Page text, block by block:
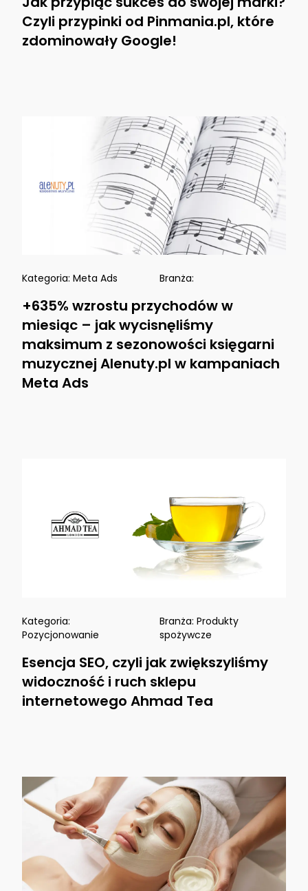
Czyli przypinki od Pinmania.pl, które
zdominowały Google!
Kategoria: Meta Ads Branża:
+635% wzrostu przychodów w
miesiąc – jak wycisnęliśmy
maksimum z sezonowości księgarni
muzycznej Alenuty.pl w kampaniach
Meta Ads
Kategoria:
Pozycjonowanie
Branża: Produkty
spożywcze
Esencja SEO, czyli jak zwiększyliśmy
widoczność i ruch sklepu
internetowego Ahmad Tea